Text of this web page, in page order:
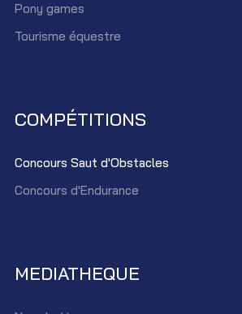
Pony games
Tourisme équestre
COMPÉTITIONS
Concours Saut d'Obstacles
Concours d'Endurance
MEDIATHEQUE